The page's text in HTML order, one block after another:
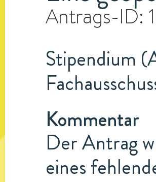
Antrags-ID:
Stipendium
Kommentar
Der Antrag
eines